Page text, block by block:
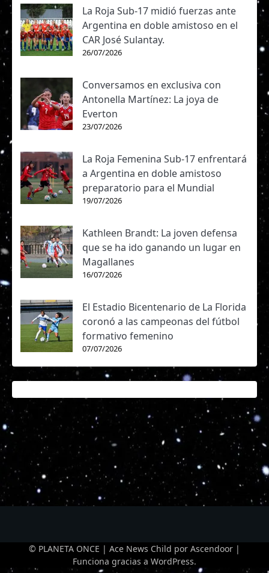
La Roja Sub-17 midió fuerzas ante
Argentina en doble amistoso en el
CAR José Sulantay.
26/07/2026
Conversamos en exclusiva con
Antonella Martínez: La joya de
Everton
23/07/2026
La Roja Femenina Sub-17 enfrentará
a Argentina en doble amistoso
preparatorio para el Mundial
19/07/2026
Kathleen Brandt: La joven defensa
que se ha ido ganando un lugar en
Magallanes
16/07/2026
El Estadio Bicentenario de La Florida
coronó a las campeonas del fútbol
formativo femenino
07/07/2026
© PLANETA ONCE | Ace News Child por Ascendoor |
Funciona gracias a WordPress.